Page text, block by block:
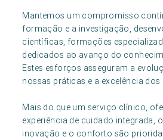
Mantemos um compromisso
formação e a investigação,
científicas, formações
dedicados ao avanço do
Estes esforços asseguram a
nossas práticas e a excelência
Mais do que um serviço clínico,
experiência de cuidado integrada,
inovação e o conforto são